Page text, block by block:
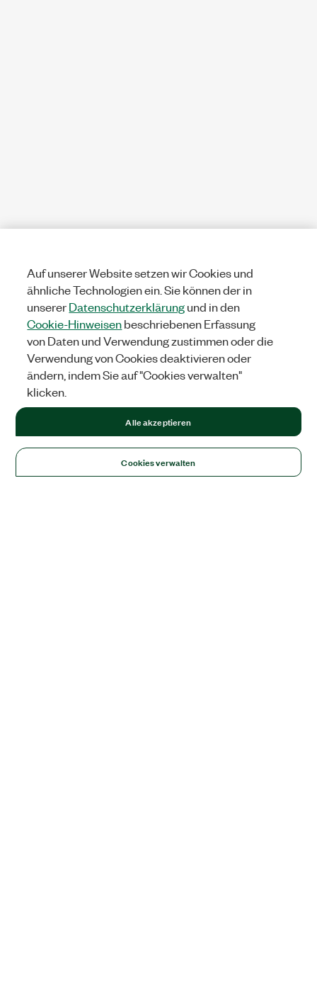
Auf unserer Website setzen wir Cookies und
ähnliche Technologien ein. Sie können der in
unsererDatenschutzerklärungund in den
Cookie-Hinweisenbeschriebenen Erfassung
von Daten und Verwendung zustimmen oder die
Verwendung von Cookies deaktivieren oder
ändern, indem Sie auf "Cookies verwalten"
klicken.
Cookies verwalten
Alle akzeptieren